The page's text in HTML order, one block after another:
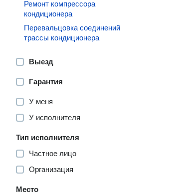
Ремонт компрессора
кондиционера
Перевальцовка соединений
трассы кондиционера
Выезд
Гарантия
У меня
У исполнителя
Тип исполнителя
Частное лицо
Организация
Место